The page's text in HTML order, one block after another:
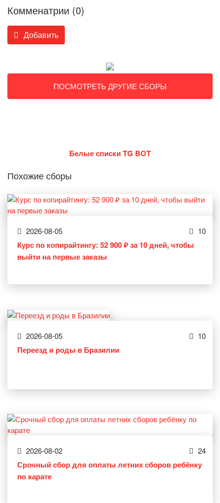
Комменатрии (0)
Добавить
ПОСМОТРЕТЬ ДРУГИЕ СБОРЫ
Белые списки TG BOT
Похожие сборы
2026-08-05 10
Курс по копирайтингу: 52 900 ₽ за 10 дней, чтобы
выйти на первые заказы
2026-08-05 10
Переезд и роды в Бразилии
2026-08-02 24
Срочный сбор для оплаты летних сборов ребёнку
по карате